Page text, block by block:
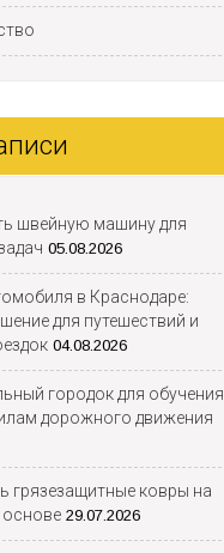
швейную машину для
05.08.2026
в Краснодаре:
для путешествий и
04.08.2026
городок для обучения
дорожного движения
грязезащитные ковры на
29.07.2026